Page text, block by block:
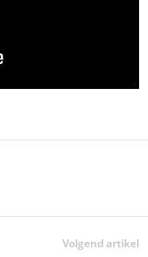
Volgend artikel